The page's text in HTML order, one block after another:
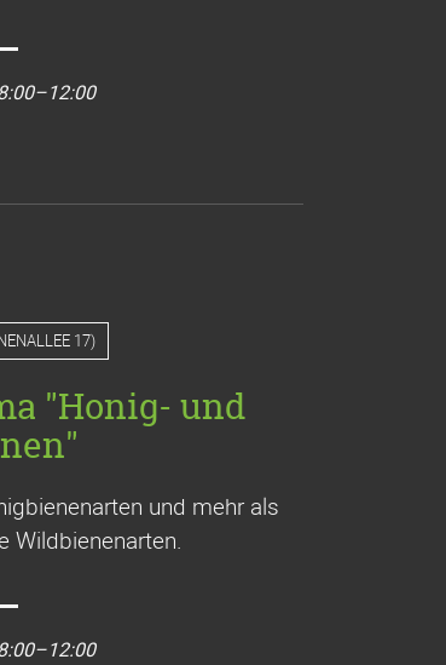
17)
"Honig- und
und mehr als
Wildbienenarten.